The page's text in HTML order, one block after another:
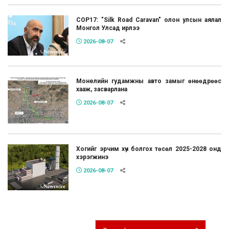
COP17: "Silk Road Caravan" олон улсын аялал
Монгол Улсад ирлээ
2026-08-07
Монелийн гудамжны авто замыг өнөөдрөөс
хааж, засварлана
2026-08-07
Хогийг эрчим хүч болгох төсөл 2025-2028 онд
хэрэгжинэ
2026-08-07